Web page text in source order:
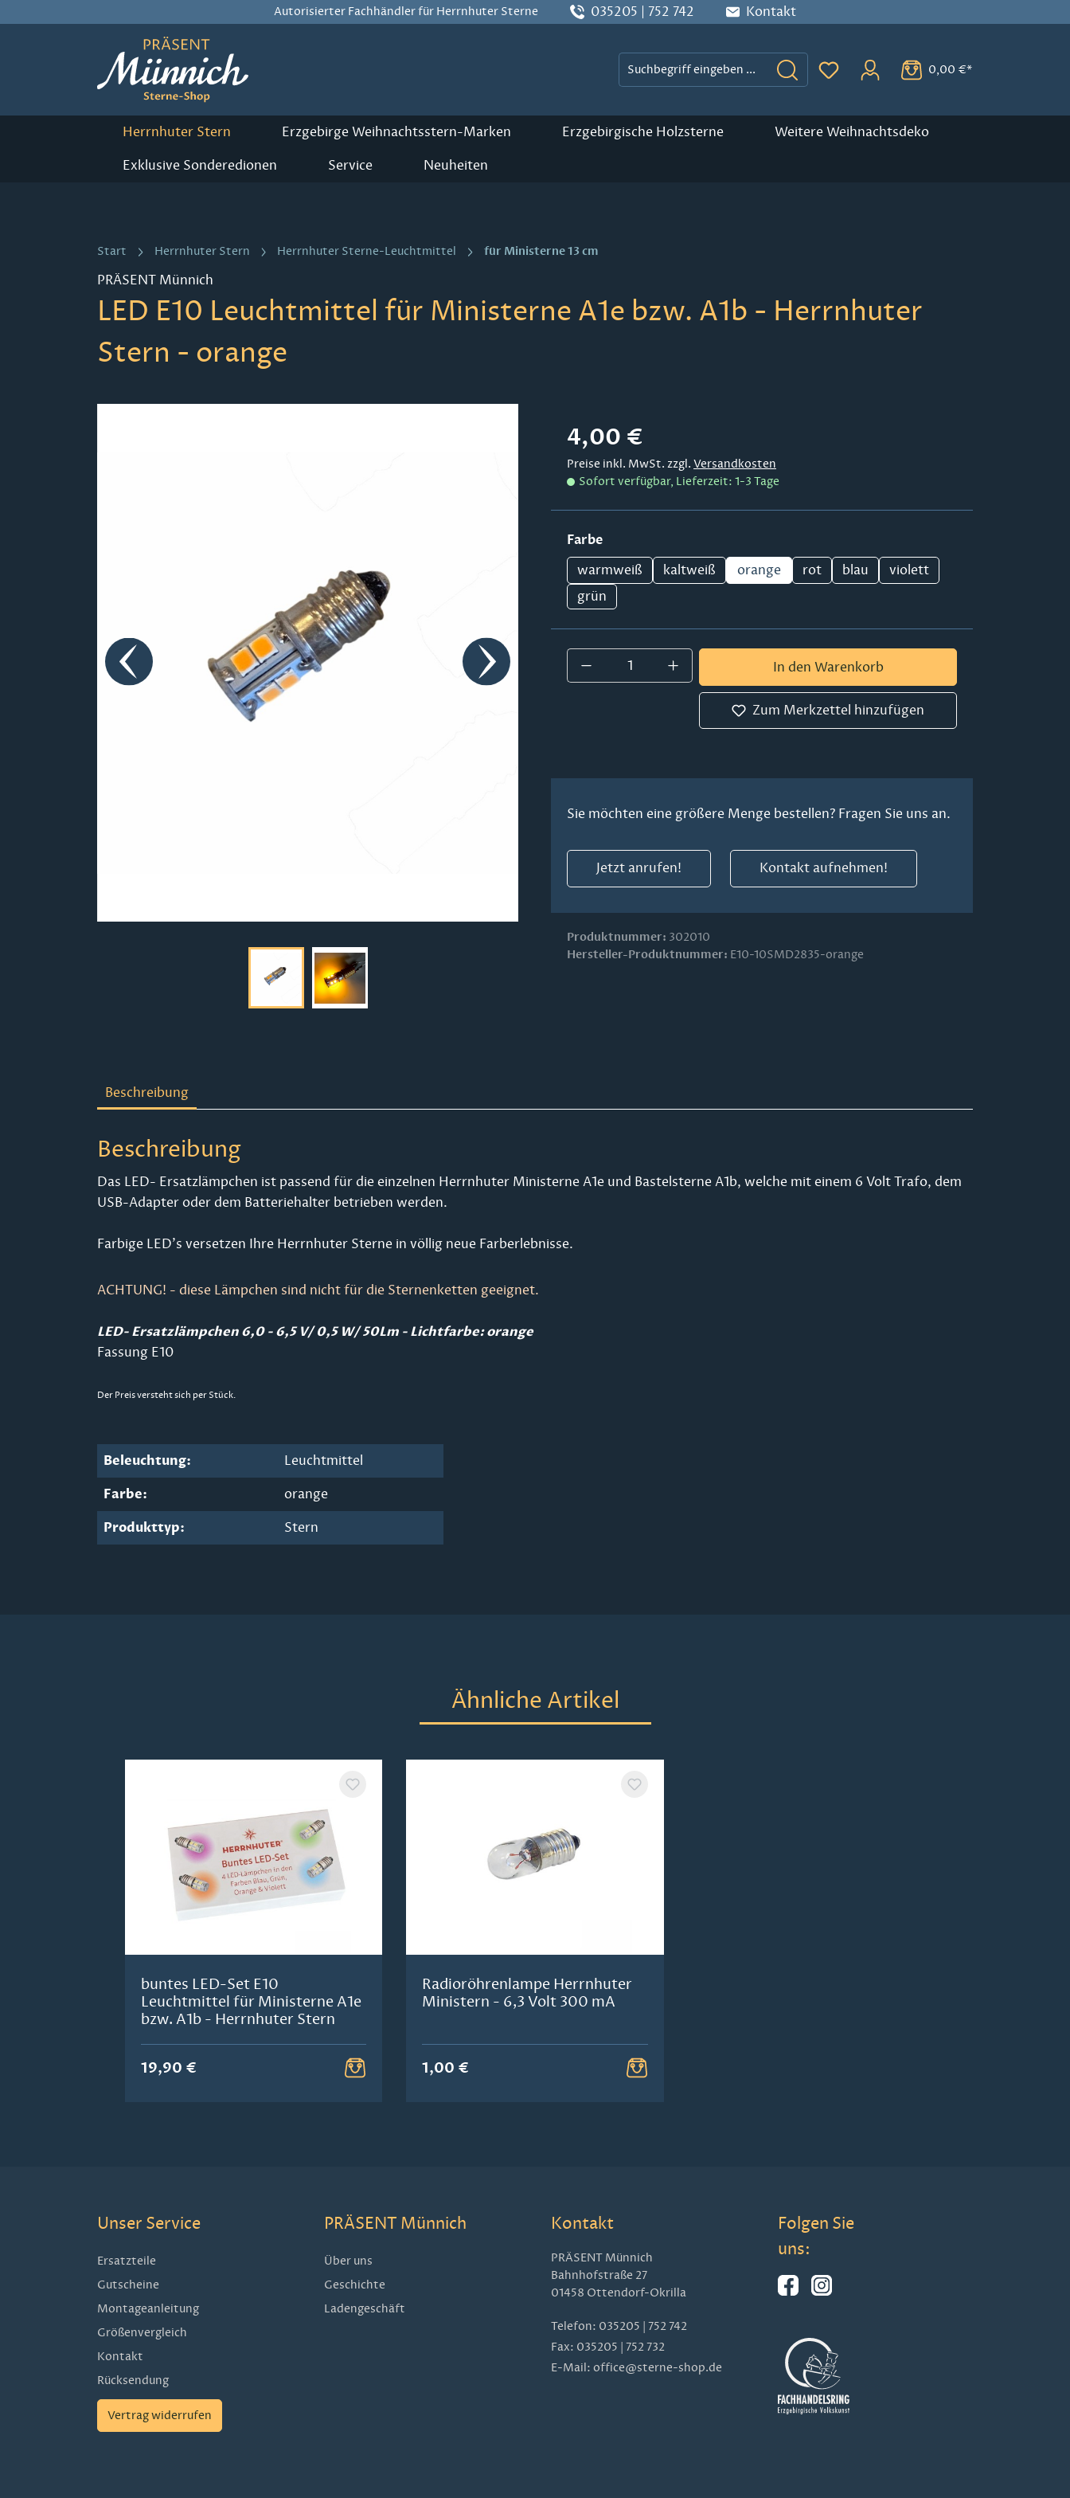
Autorisierter Fachhändler für Herrnhuter Sterne 035205 | 752 742 Kontakt
Du hast 0 Produkte auf dem
0,00 €*
Herrnhuter Stern Erzgebirge Weihnachtsstern-Marken Erzgebirgische Holzsterne Weitere Weihnachtsdeko
Exklusive Sonderedionen Service Neuheiten
Start Herrnhuter Stern Herrnhuter Sterne-Leuchtmittel für Ministerne 13 cm
PRÄSENT Münnich
LED E10 Leuchtmittel für Ministerne A1e bzw. A1b - Herrnhuter
Stern - orange
Regulärer Preis:
4,00 €
Preise inkl. MwSt. zzgl. Versandkosten
Sofort verfügbar, Lieferzeit: 1-3 Tage
Farbeauswählen
warmweiß
kaltweiß orange rot blau
violett
grün
Produkt Anzahl: Gib den gewünschten Wert ein oder
In den Warenkorb
Zum Merkzettel hinzufügen
Sie möchten eine größere Menge bestellen? Fragen Sie uns an.
Jetzt anrufen! Kontakt aufnehmen!
Produktnummer: 302010
Hersteller-Produktnummer: E10-10SMD2835-orange
Beschreibung
Beschreibung
Das LED- Ersatzlämpchen ist passend für die einzelnen Herrnhuter Ministerne A1e und Bastelsterne A1b, welche mit einem 6 Volt Trafo, dem
USB-Adapter oder dem Batteriehalter betrieben werden.
Farbige LED's versetzen Ihre Herrnhuter Sterne in völlig neue Farberlebnisse.
ACHTUNG! - diese Lämpchen sind nicht für die Sternenketten geeignet.
LED- Ersatzlämpchen 6,0 - 6,5 V/ 0,5 W/ 50Lm - Lichtfarbe: orange
Fassung E10
Der Preis versteht sich per Stück.
Beleuchtung: Leuchtmittel
Farbe: orange
Produkttyp: Stern
Ähnliche Artikel
buntes LED-Set E10
Leuchtmittel für Ministerne A1e
bzw. A1b - Herrnhuter Stern
19,90 €
Radioröhrenlampe Herrnhuter
Ministern - 6,3 Volt 300 mA
1,00 €
Unser Service
Ersatzteile
Gutscheine
Montageanleitung
Größenvergleich
Kontakt
Rücksendung
Vertrag widerrufen
PRÄSENT Münnich
Über uns
Geschichte
Ladengeschäft
Kontakt
PRÄSENT Münnich
Bahnhofstraße 27
01458 Ottendorf-Okrilla
Telefon: 035205 | 752 742
Fax: 035205 | 752 732
E-Mail: office@sterne-shop.de
Folgen Sie
uns: